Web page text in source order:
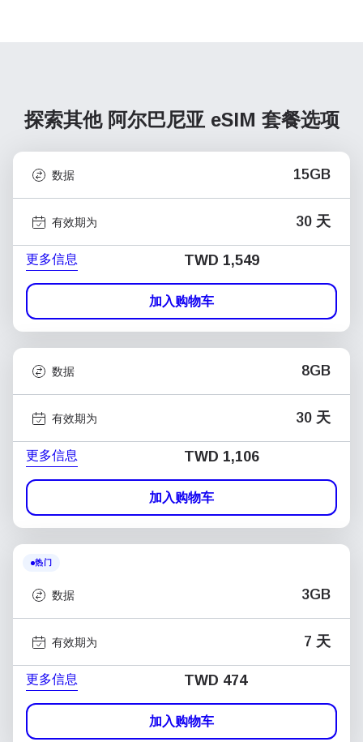
探索其他 阿尔巴尼亚 eSIM 套餐选项
数据 15GB
有效期为 30 天
更多信息 TWD 1,549
加入购物车
数据 8GB
有效期为 30 天
更多信息 TWD 1,106
加入购物车
热门
数据 3GB
有效期为 7 天
更多信息 TWD 474
加入购物车